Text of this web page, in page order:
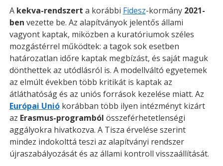
A kekva-rendszert a korábbi Fidesz-kormány 2021-
ben vezette be. Az alapítványok jelentős állami
vagyont kaptak, miközben a kuratóriumok széles
mozgástérrel működtek: a tagok sok esetben
határozatlan időre kaptak megbízást, és saját maguk
dönthettek az utódlásról is. A modellváltó egyetemek
az elmúlt években több kritikát is kaptak az
átláthatóság és az uniós források kezelése miatt. Az
Európai Uniókorábban több ilyen intézményt kizárt
az Erasmus-programból összeférhetetlenségi
aggályokra hivatkozva. A Tisza érvelése szerint
mindez indokolttá teszi az alapítványi rendszer
újraszabályozását és az állami kontroll visszaállítását.